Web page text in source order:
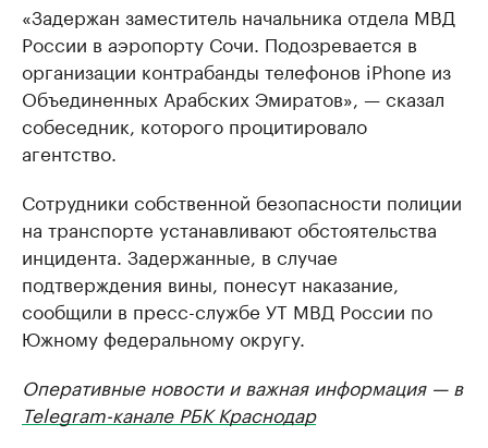
«Задержан заместитель начальника отдела МВД
России в аэропорту Сочи. Подозревается в
организации контрабанды телефонов iPhone из
Объединенных Арабских Эмиратов», — сказал
собеседник, которого процитировало
агентство.
Сотрудники собственной безопасности полиции
на транспорте устанавливают обстоятельства
инцидента. Задержанные, в случае
подтверждения вины, понесут наказание,
сообщили в пресс-службе УТ МВД России по
Южному федеральному округу.
Оперативные новости и важная информация — в
Telegram-канале РБК Краснодар